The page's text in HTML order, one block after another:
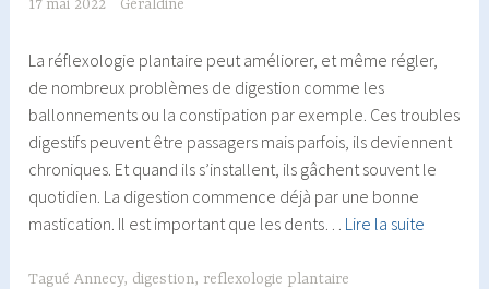
17 mai 2022 Géraldine
La réflexologie plantaire peut améliorer, et même régler,
de nombreux problèmes de digestion comme les
ballonnements ou la constipation par exemple. Ces troubles
digestifs peuvent être passagers mais parfois, ils deviennent
chroniques. Et quand ils s’installent, ils gâchent souvent le
quotidien. La digestion commence déjà par une bonne
mastication. Il est important que les dents… Lire la suite
TaguéAnnecy, digestion, reflexologie plantaire